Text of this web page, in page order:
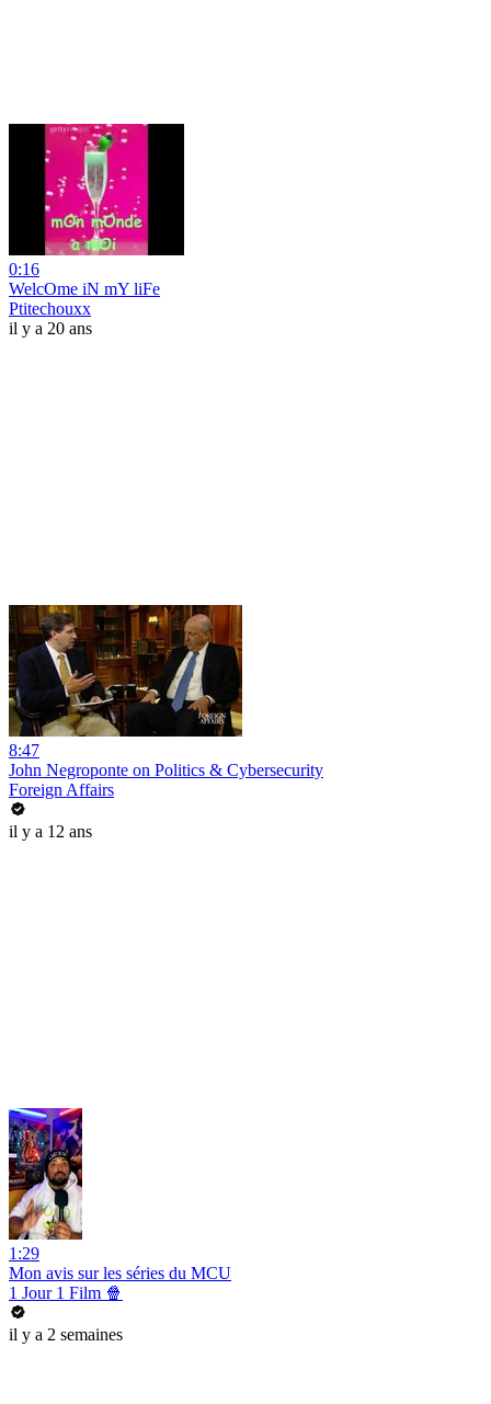
0:16
WelcOme iN mY liFe
Ptitechouxx
il y a 20 ans
8:47
John Negroponte on Politics & Cybersecurity
Foreign Affairs
il y a 12 ans
1:29
Mon avis sur les séries du MCU
1 Jour 1 Film 🍿
il y a 2 semaines